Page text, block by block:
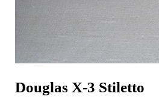
Douglas X-3 Stiletto